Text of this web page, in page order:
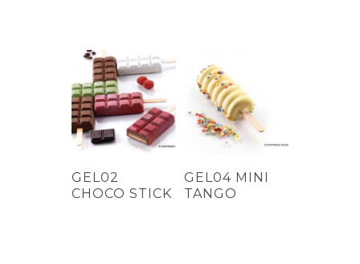
GEL02
CHOCO STICK
GEL04 MINI
TANGO